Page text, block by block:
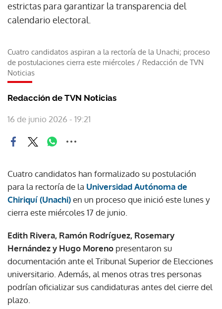
estrictas para garantizar la transparencia del
calendario electoral.
Cuatro candidatos aspiran a la rectoría de la Unachi; proceso
de postulaciones cierra este miércoles / Redacción de TVN
Noticias
Redacción de TVN Noticias
16 de junio 2026 - 19:21
Cuatro candidatos han formalizado su postulación
para la rectoría de la Universidad Autónoma de
Chiriquí (Unachi)en un proceso que inició este lunes y
cierra este miércoles 17 de junio.
Edith Rivera, Ramón Rodríguez, Rosemary
Hernández y Hugo Moreno presentaron su
documentación ante el Tribunal Superior de Elecciones
universitario. Además, al menos otras tres personas
podrían oficializar sus candidaturas antes del cierre del
plazo.